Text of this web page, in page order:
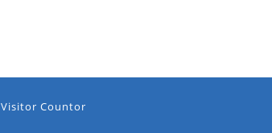
Visitor Countor